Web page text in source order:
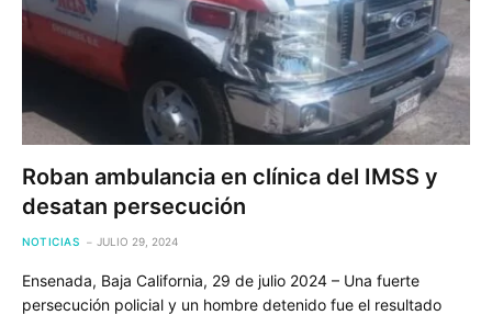
Roban ambulancia en clínica del IMSS y
desatan persecución
NOTICIAS JULIO 29, 2024
Ensenada, Baja California, 29 de julio 2024 – Una fuerte
persecución policial y un hombre detenido fue el resultado